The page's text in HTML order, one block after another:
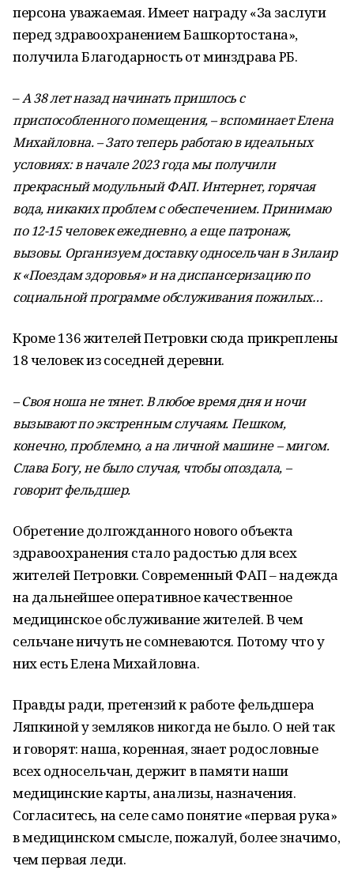
персона уважаемая. Имеет награду «За заслуги
перед здравоохранением Башкортостана»,
получила Благодарность от минздрава РБ.
–А 38 лет назад начинать пришлось с
приспособленного помещения, – вспоминает Елена
Михайловна. – Зато теперь работаю в идеальных
условиях: в начале 2023 года мы получили
прекрасный модульный ФАП. Интернет, горячая
вода, никаких проблем с обеспечением. Принимаю
по 12-15 человек ежедневно, а еще патронаж,
вызовы. Организуем доставку односельчан в Зилаир
к «Поездам здоровья» и на диспансеризацию по
социальной программе обслуживания пожилых…
Кроме 136 жителей Петровки сюда прикреплены
18 человек из соседней деревни.
– Своя ноша не тянет. В любое время дня и ночи
вызывают по экстренным случаям. Пешком,
конечно, проблемно, а на личной машине – мигом.
Слава Богу, не было случая, чтобы опоздала, –
говорит фельдшер.
Обретение долгожданного нового объекта
здравоохранения стало радостью для всех
жителей Петровки. Современный ФАП – надежда
на дальнейшее оперативное качественное
медицинское обслуживание жителей. В чем
сельчане ничуть не сомневаются. Потому что у
них есть Елена Михайловна.
Правды ради, претензий к работе фельдшера
Ляпкиной у земляков никогда не было. О ней так
и говорят: наша, коренная, знает родословные
всех односельчан, держит в памяти наши
медицинские карты, анализы, назначения.
Согласитесь, на селе само понятие «первая рука»
в медицинском смысле, пожалуй, более значимо,
чем первая леди.